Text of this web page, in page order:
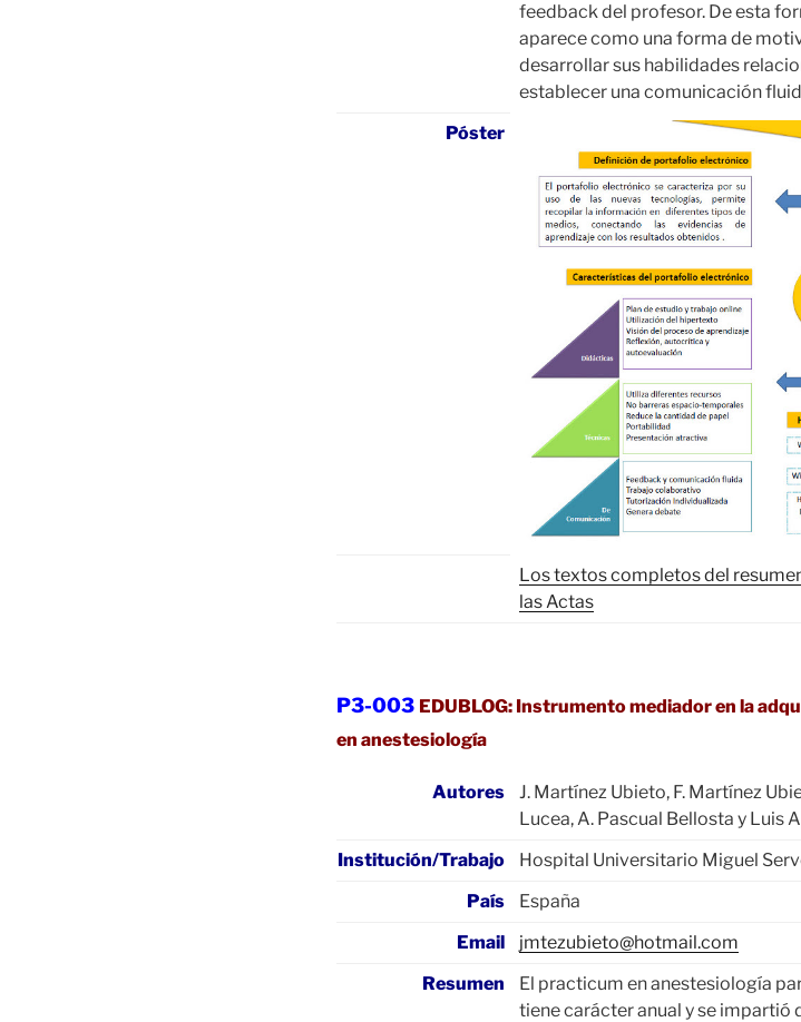
feedback del profesor. De esta
aparece como una forma de
desarrollar sus habilidades
establecer una comunicación
Póster
Los textos completos del
las Actas
P3-003 EDUBLOG: Instrumento mediador en la
en anestesiología
Autores
J. Martínez Ubieto, F. Martínez
Lucea, A. Pascual Bellosta y Luis
Institución/Trabajo
Hospital Universitario Miguel
País
España
Email
jmtezubieto@hotmail.com
Resumen
El practicum en anestesiología
tiene carácter anual y se impartió